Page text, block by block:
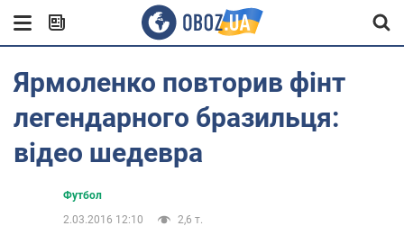
Ярмоленко повторив фінт
легендарного бразильця:
відео шедевра
Футбол
2.03.2016 12:10
2,6 т.